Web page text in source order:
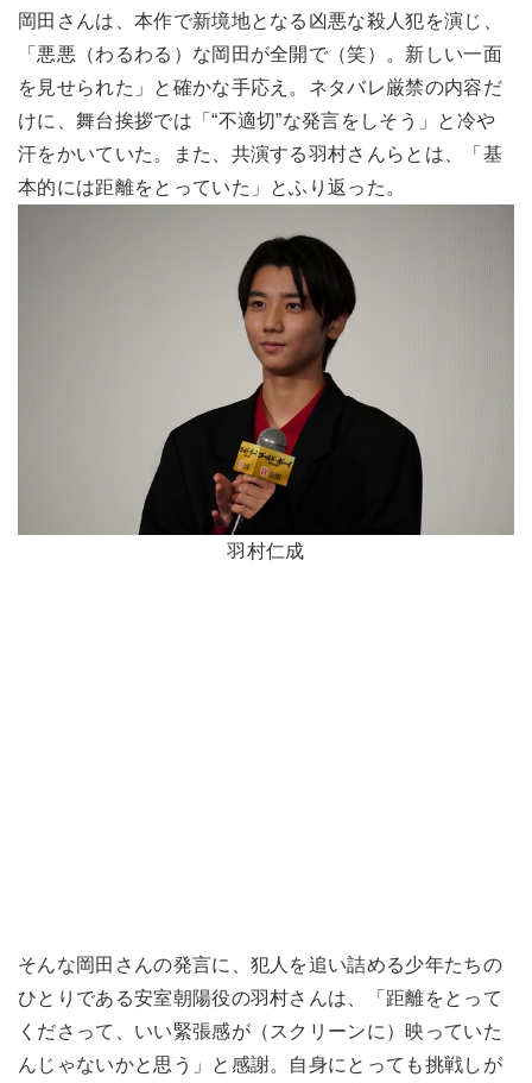
岡田さんは、本作で新境地となる凶悪な殺人犯を演じ、
「悪悪（わるわる）な岡田が全開で（笑）。新しい一面
を見せられた」と確かな手応え。ネタバレ厳禁の内容だ
けに、舞台挨拶では「“不適切”な発言をしそう」と冷や
汗をかいていた。また、共演する羽村さんらとは、「基
本的には距離をとっていた」とふり返った。
羽村仁成
そんな岡田さんの発言に、犯人を追い詰める少年たちの
ひとりである安室朝陽役の羽村さんは、「距離をとって
くださって、いい緊張感が（スクリーンに）映っていた
んじゃないかと思う」と感謝。自身にとっても挑戦しが